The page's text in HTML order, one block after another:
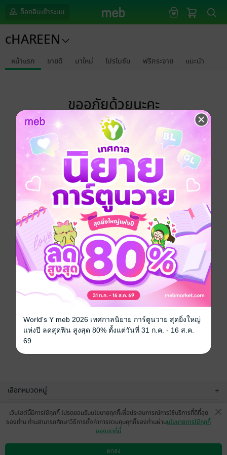
ล็อกอินเข้าระบบ
cHAREEN
หน้าแรก ขายดี มาใหม่ โปรโมชัน ฟรีกระจาย แนะนำ
ขออภัยด้วยนะคะ
ไม่พบข้อมูลในหัวข้อที่คุณกำลังชมค่ะ
เลือกหมวดหมู่ +
บริการช่วยเหลือ +
เว็บไซต์นี้มีการใช้คุกกี้ โปรดยอมรับนโยบายคุกกี้เพื่อประสบการณ์การใช้บริการที่ดีที่สุด
ของท่าน ท่านสามารถศึกษาวิธีการตั้งค่าการควบคุมคุกกี้ของท่านผ่านนโยบายการใช้คุกกี้
ของเราที่นี่
ตกลง
World's Y meb 2026 เทศกาลนิยาย การ์ตูนวาย สุดยิ่งใหญ่
แห่งปี ลดสุดฟิน สูงสุด 80% ตั้งแต่วันที่ 31 ก.ค. - 16 ส.ค.
69